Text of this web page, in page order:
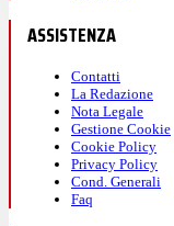
ASSISTENZA
Contatti
La Redazione
Nota Legale
Gestione Cookie
Cookie Policy
Privacy Policy
Cond. Generali
Faq